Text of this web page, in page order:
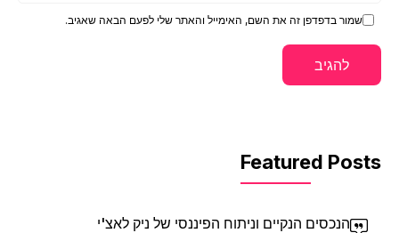
שמור בדפדפן זה את השם, האימייל והאתר שלי לפעם הבאה שאגיב.
Featured Posts
הנכסים הנקיים וניתוח הפיננסי של ניק לאצ'י